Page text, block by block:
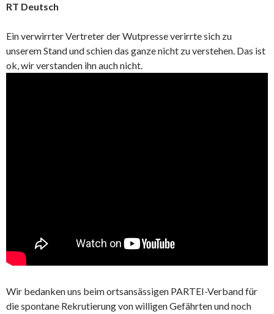
RT Deutsch
Ein verwirrter Vertreter der Wutpresse verirrte sich zu
unserem Stand und schien das ganze nicht zu verstehen. Das ist
ok, wir verstanden ihn auch nicht.
Wir bedanken uns beim ortsansässigen PARTEI-Verband für
die spontane Rekrutierung von willigen Gefährten und noch